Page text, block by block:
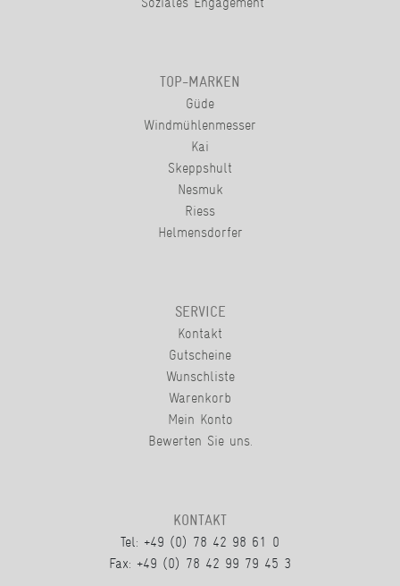
TOP-MARKEN
Güde
Windmühlenmesser
Kai
Skeppshult
Nesmuk
Riess
Helmensdorfer
SERVICE
Kontakt
Gutscheine
Wunschliste
Warenkorb
Mein Konto
Bewerten Sie uns.
KONTAKT
Tel: +49 (0) 78 42 98 61 0
Fax: +49 (0) 78 42 99 79 45 3